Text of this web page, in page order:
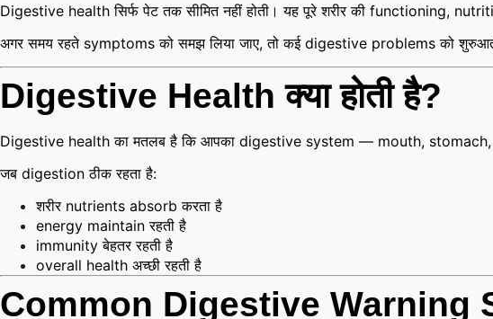
Digestive health सिर्फ पेट तक सीमित नहीं होती। यह पूरे शरीर की functioning,
अगर समय रहते symptoms को समझ लिया जाए, तो कई digestive problems को
Digestive Health क्या होती है?
Digestive health का मतलब है कि आपका digestive system — mouth,
जब digestion ठीक रहता है:
शरीर nutrients absorb करता है
energy maintain रहती है
immunity बेहतर रहती है
overall health अच्छी रहती है
Common Digestive Warning